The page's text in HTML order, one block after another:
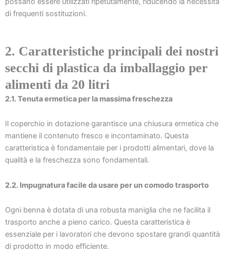
di frequenti sostituzioni.
2. Caratteristiche principali dei nostri
secchi di plastica da imballaggio per
alimenti da 20 litri
2.1. Tenuta ermetica per la massima freschezza
Il coperchio in dotazione garantisce una chiusura ermetica che
mantiene il contenuto fresco e incontaminato. Questa
caratteristica è fondamentale per i prodotti alimentari, dove la
qualità e la freschezza sono fondamentali.
2.2. Impugnatura facile da usare per un comodo trasporto
Ogni benna è dotata di una robusta maniglia che ne facilita il
trasporto anche a pieno carico. Questa caratteristica è
essenziale per i lavoratori che devono spostare grandi quantità
di prodotto in modo efficiente.